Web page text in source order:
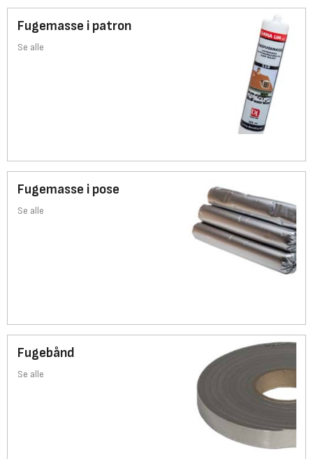
Fugemasse i patron
Se alle
Fugemasse i pose
Se alle
Fugebånd
Se alle